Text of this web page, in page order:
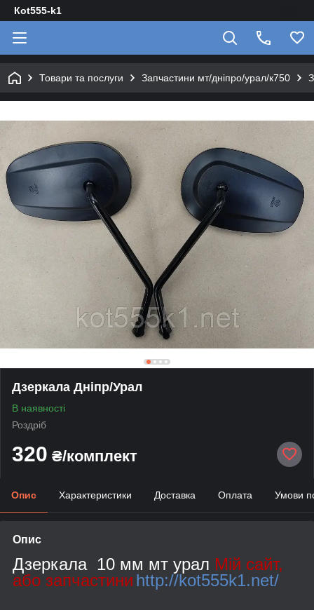
Кot555-k1
Товари та послуги Запчастини мт/дніпро/урал/к750
Дзеркала Дніпр/Урал
В наявності
Роздріб
320 ₴/комплект
Опис Характеристики Доставка Оплата Умови
Опис
Дзеркала 10 мм мт урал Мій сайт,
або запчастини http://kot555k1.net/